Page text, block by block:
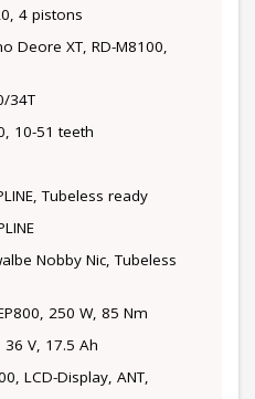
4 pistons
Deore XT, RD-M8100,
34Т
10-51 teeth
Tubeless ready
Nobby Nic, Tubeless
250 W, 85 Nm
V, 17.5 Ah
LCD-Display, ANT,